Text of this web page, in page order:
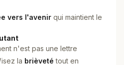
vers l'avenir qui maintient le
n'est pas une lettre
la brièveté tout en